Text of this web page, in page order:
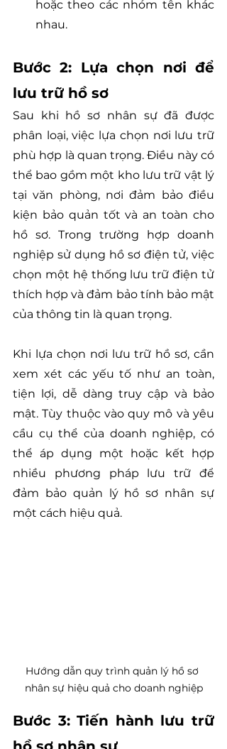
hoặc theo các nhóm tên khác
nhau.
Bước 2: Lựa chọn nơi để
lưu trữ hồ sơ
Sau khi hồ sơ nhân sự đã được
phân loại, việc lựa chọn nơi lưu trữ
phù hợp là quan trọng. Điều này có
thể bao gồm một kho lưu trữ vật lý
tại văn phòng, nơi đảm bảo điều
kiện bảo quản tốt và an toàn cho
hồ sơ. Trong trường hợp doanh
nghiệp sử dụng hồ sơ điện tử, việc
chọn một hệ thống lưu trữ điện tử
thích hợp và đảm bảo tính bảo mật
của thông tin là quan trọng.
Khi lựa chọn nơi lưu trữ hồ sơ, cần
xem xét các yếu tố như an toàn,
tiện lợi, dễ dàng truy cập và bảo
mật. Tùy thuộc vào quy mô và yêu
cầu cụ thể của doanh nghiệp, có
thể áp dụng một hoặc kết hợp
nhiều phương pháp lưu trữ để
đảm bảo quản lý hồ sơ nhân sự
một cách hiệu quả.
Hướng dẫn quy trình quản lý hồ sơ
nhân sự hiệu quả cho doanh nghiệp
Bước 3: Tiến hành lưu trữ